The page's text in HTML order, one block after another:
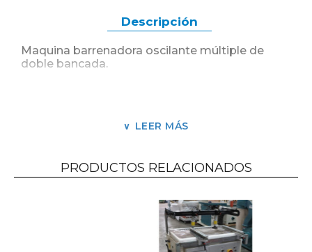
Descripción
Maquina barrenadora oscilante múltiple de
doble bancada.
Largo max. escoplos 100 mm
Diámetro mínimo / máximo de las brocas
6 Prensores inclinables
LEER MÁS
PRODUCTOS RELACIONADOS